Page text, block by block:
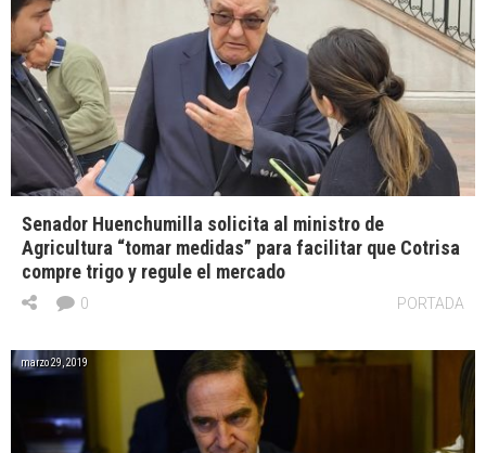
Senador Huenchumilla solicita al ministro de
Agricultura “tomar medidas” para facilitar que Cotrisa
compre trigo y regule el mercado
PORTADA
0
marzo 29, 2019